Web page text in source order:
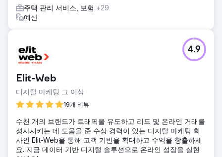
주택 관리 서비스, 보험 +29
예산
Elit-Web
디지털 마케팅 그 이상
19개 리뷰
4.9
수천 개의 브랜드가 트래픽을 유도하고 리드 및 온라인 거래를
성사시키는 데 도움을 준 수상 경력이 있는 디지털 마케팅 회
사인 Elit-Web을 통해 고객 기반을 확대하고 수익을 창출하세
요. 지금 데이터 기반 디지털 솔루션으로 온라인 성장을 실현